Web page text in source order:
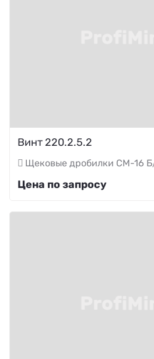
Винт 220.2.5.2
Щековые дробилки СМ-16
Цена по запросу